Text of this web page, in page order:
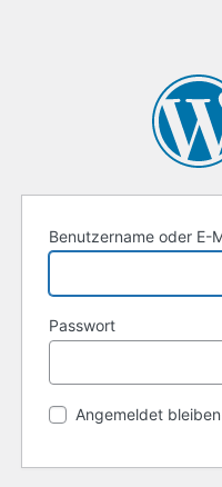
Benutzername oder E-
Passwort
Angemeldet bleiben